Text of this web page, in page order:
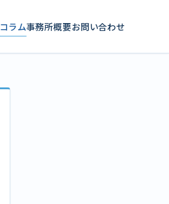
コラム事務所概要お問い合わせ